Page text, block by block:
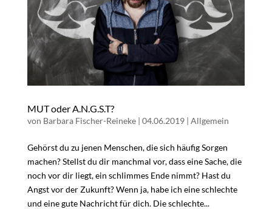
MUT oder A.N.G.S.T?
von Barbara Fischer-Reineke| 04.06.2019| Allgemein
Gehörst du zu jenen Menschen, die sich häufig Sorgen
machen? Stellst du dir manchmal vor, dass eine Sache, die
noch vor dir liegt, ein schlimmes Ende nimmt? Hast du
Angst vor der Zukunft? Wenn ja, habe ich eine schlechte
und eine gute Nachricht für dich. Die schlechte...